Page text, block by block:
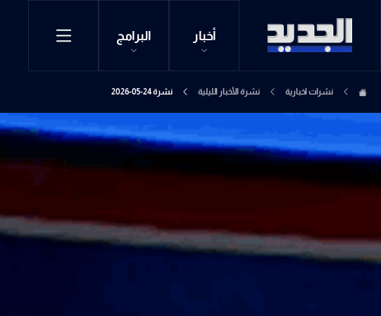
أخبار البرامج
نشرات اخبارية نشرة الأخبار الليلية نشرة 24-05-2026